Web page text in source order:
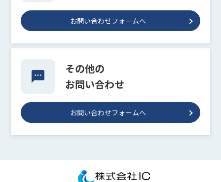
お問い合わせフォームへ
その他の
お問い合わせ
お問い合わせフォームへ